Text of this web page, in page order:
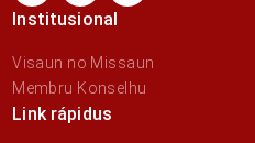
Institusional
Visaun no Missaun
Membru Konselhu
Link rápidus